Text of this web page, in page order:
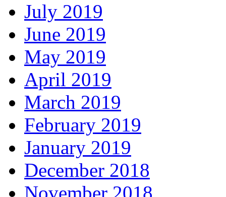
July 2019
June 2019
May 2019
April 2019
March 2019
February 2019
January 2019
December 2018